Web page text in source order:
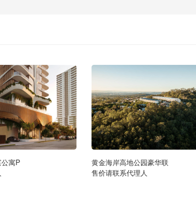
寓P
黄金海岸高地公园豪华联
售价请联系代理人